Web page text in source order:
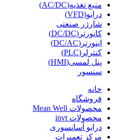
منبع تغذیه(AC/DC)
درایو(VFD)
شارژر صنعتی
کانورتر(DC/DC)
اینورتر(DC/AC)
کنترلر(PLC)
پنل لمسی(HMI)
سنسور
خانه
فروشگاه
محصولات Mean Well
محصولات invt
درایو آسانسوری
مرکز تعمیرات